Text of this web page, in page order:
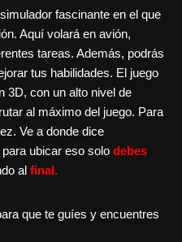
fascinante en el que
Aquí volará en avión,
tareas. Además, podrás
tus habilidades. El juego
3D, con un alto nivel de
al máximo del juego. Para
Ve a donde dice
para ubicar eso solo debes
al final.
que te guíes y encuentres